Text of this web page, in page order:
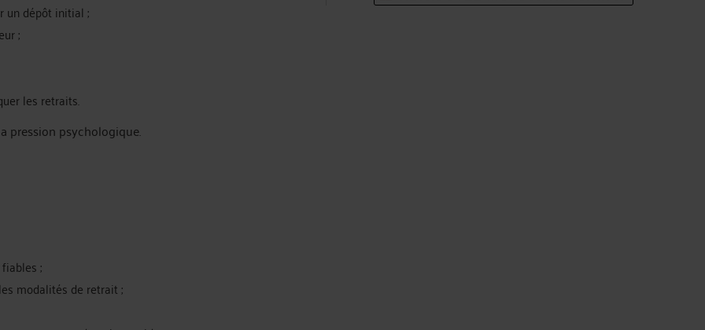
un dépôt initial ;
;
les retraits.
pression psychologique.
;
modalités de retrait ;